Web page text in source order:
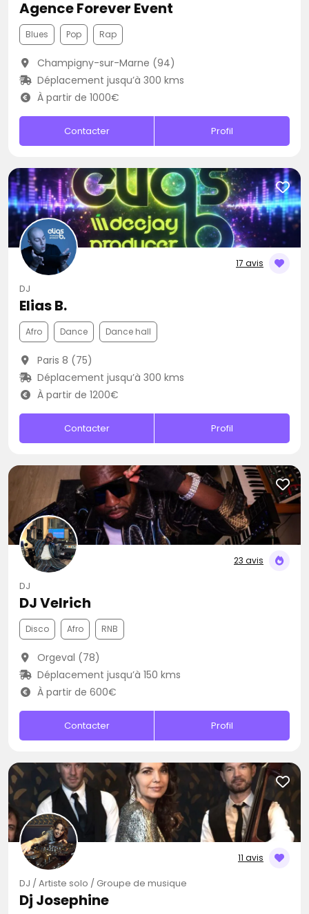
Agence Forever Event
Blues Pop Rap
Champigny-sur-Marne (94)
Déplacement jusqu’à 300 kms
À partir de 1000€
Contacter Profil
17 avis
DJ
Elias B.
Afro Dance Dance hall
Paris 8 (75)
Déplacement jusqu’à 300 kms
À partir de 1200€
Contacter Profil
23 avis
DJ
DJ Velrich
Disco Afro RNB
Orgeval (78)
Déplacement jusqu’à 150 kms
À partir de 600€
Contacter Profil
11 avis
DJ / Artiste solo / Groupe de musique
Dj Josephine